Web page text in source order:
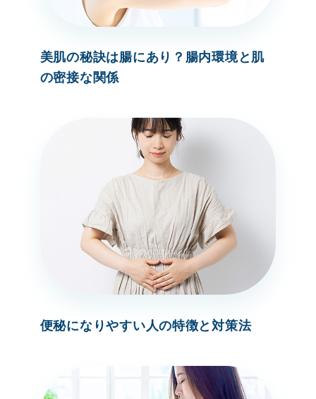
美肌の秘訣は腸にあり？腸内環境と肌
の密接な関係
便秘になりやすい人の特徴と対策法